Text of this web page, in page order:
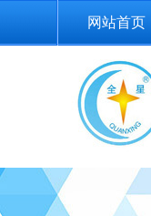
网站首页